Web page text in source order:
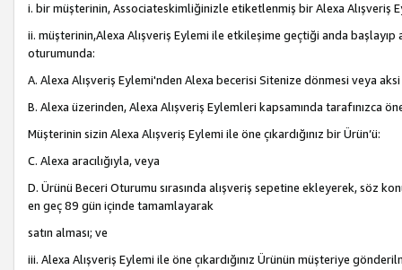
i. bir müşterinin, Associateskimliğinizle etiketlenmiş bir Alexa Alışveriş
ii. müşterinin,Alexa Alışveriş Eylemi ile etkileşime geçtiği anda
oturumunda:
A. Alexa Alışveriş Eylemi'nden Alexa becerisi Sitenize dönmesi veya
B. Alexa üzerinden, Alexa Alışveriş Eylemleri kapsamında tarafınızca
Müşterinin sizin Alexa Alışveriş Eylemi ile öne çıkardığınız bir Ürün’ü:
C. Alexa aracılığıyla, veya
D. Ürünü Beceri Oturumu sırasında alışveriş sepetine ekleyerek, söz
en geç 89 gün içinde tamamlayarak
satın alması; ve
iii. Alexa Alışveriş Eylemi ile öne çıkardığınız Ürünün müşteriye